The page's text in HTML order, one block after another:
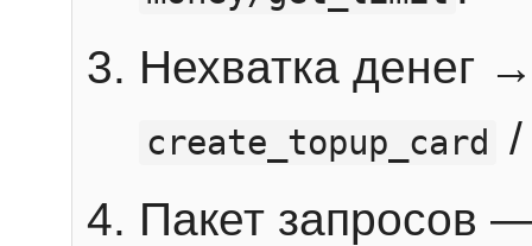
Нехватка денег
create_topup_card
Пакет запросов